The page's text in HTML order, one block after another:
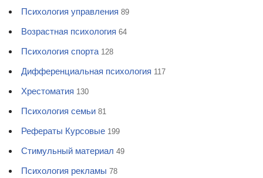
Психология управления 89
Возрастная психология 64
Психология спорта 128
Дифференциальная психология 117
Хрестоматия 130
Психология семьи 81
Рефераты Курсовые 199
Стимульный материал 49
Психология рекламы 78